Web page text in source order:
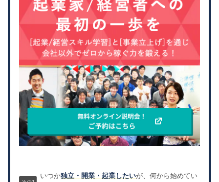
いつか独立・開業・起業したいが、何から始めてい